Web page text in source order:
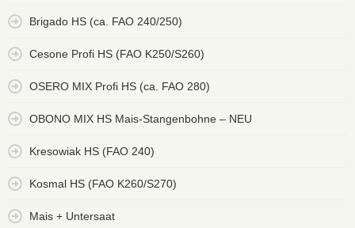
Brigado HS (ca. FAO 240/250)
Cesone Profi HS (FAO K250/S260)
OSERO MIX Profi HS (ca. FAO 280)
OBONO MIX HS Mais-Stangenbohne – NEU
Kresowiak HS (FAO 240)
Kosmal HS (FAO K260/S270)
Mais + Untersaat